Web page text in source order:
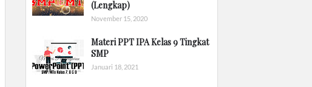
(Lengkap)
November 15, 2020
Materi PPT IPA Kelas 9 Tingkat
SMP
Januari 18, 2021